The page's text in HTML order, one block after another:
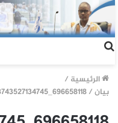
الرئيسية /
بيان/
696658118_1543743527134745_8267062080198298007_n